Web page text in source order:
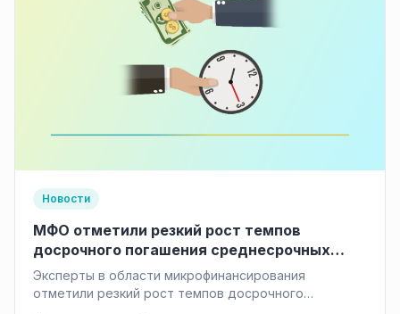
Новости
МФО отметили резкий рост темпов
досрочного погашения среднесрочных
кредитов
Эксперты в области микрофинансирования
отметили резкий рост темпов досрочного